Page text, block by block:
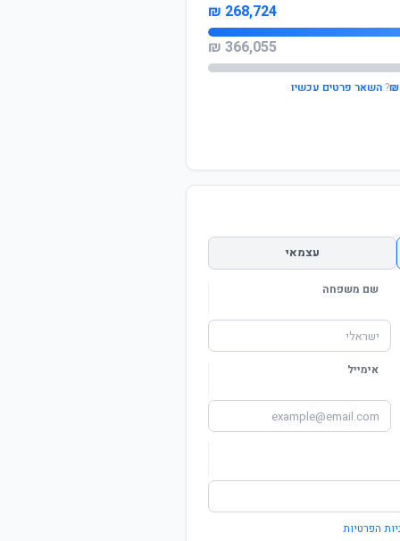
268,724 ₪
366,055 ₪
?השאר פרטים עכשיו
עצמאי
שם משפחה
אימייל
הפרטיות